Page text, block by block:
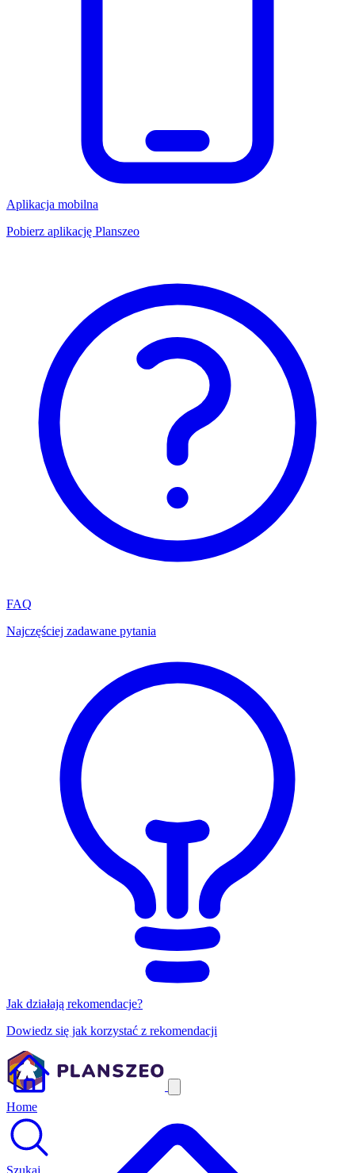
Aplikacja mobilna
Pobierz aplikację Planszeo
FAQ
Najczęściej zadawane pytania
Jak działają rekomendacje?
Dowiedz się jak korzystać z rekomendacji
Home
Szukaj